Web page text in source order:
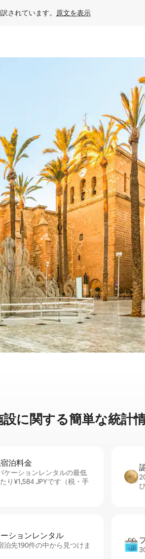
されています。 原文を表示
ワイプして検索結果を確認することができ
に関⁠す⁠る簡⁠単⁠な統⁠計⁠
泊⁠料⁠金
ケーションレンタルの最低
り¥1,584 JPYです（税・手
シ⁠ョ⁠ンレ⁠ン⁠タ⁠ル
泊先190件の中から見つけま